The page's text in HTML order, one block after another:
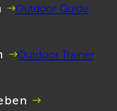
Outdoor Guide
Outdoor Trainer